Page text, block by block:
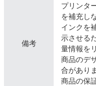
備考
プリンタ
を補充し
インクを
示させる
量情報を
商品のデ
合があり
商品の保